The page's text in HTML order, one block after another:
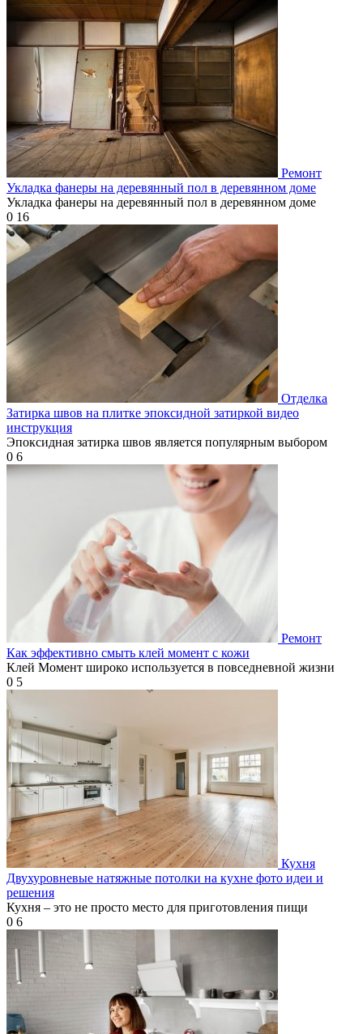
Ремонт
Укладка фанеры на деревянный пол в деревянном доме
Укладка фанеры на деревянный пол в деревянном доме
0 16
Отделка
Затирка швов на плитке эпоксидной затиркой видео
инструкция
Эпоксидная затирка швов является популярным выбором
0 6
Ремонт
Как эффективно смыть клей момент с кожи
Клей Момент широко используется в повседневной жизни
0 5
Кухня
Двухуровневые натяжные потолки на кухне фото идеи и
решения
Кухня – это не просто место для приготовления пищи
0 6